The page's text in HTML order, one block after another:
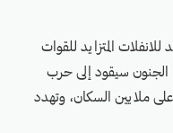
المتزايد للقوات
الجنون سيقود إلى حرب
ملايين السكان، وتهدد